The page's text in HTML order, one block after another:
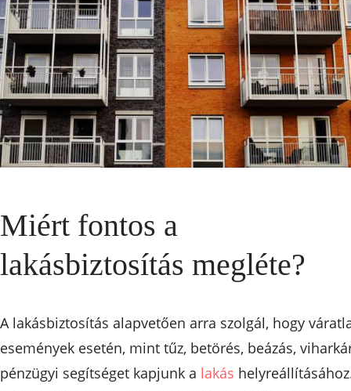
Miért fontos a
lakásbiztosítás megléte?
A lakásbiztosítás alapvetően arra szolgál, hogy
események esetén, mint tűz, betörés, beázás,
pénzügyi segítséget kapjunk a lakás